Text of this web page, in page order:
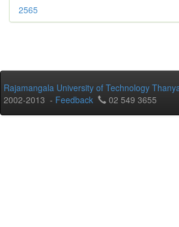
2565
Rajamangala University of Technology
2002-2013 - Feedback 02 549 3655